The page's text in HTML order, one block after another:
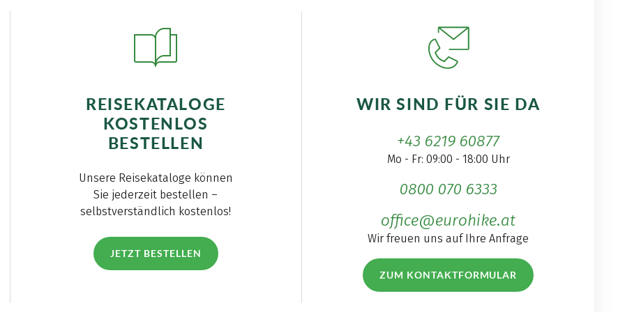
REISEKATALOGE
KOSTENLOS
BESTELLEN
Unsere Reisekataloge können
Sie jederzeit bestellen –
selbstverständlich kostenlos!
JETZT BESTELLEN
WIR SIND FÜR SIE DA
+43 6219 60877
Mo - Fr: 09:00 - 18:00 Uhr
0800 070 6333
office@eurohike.at
Wir freuen uns auf Ihre Anfrage
ZUM KONTAKTFORMULAR